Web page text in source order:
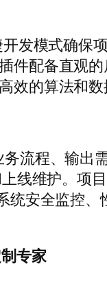
发模式确保
件配备直观
的算法和
流程、输出
线维护。项
安全监控
专家